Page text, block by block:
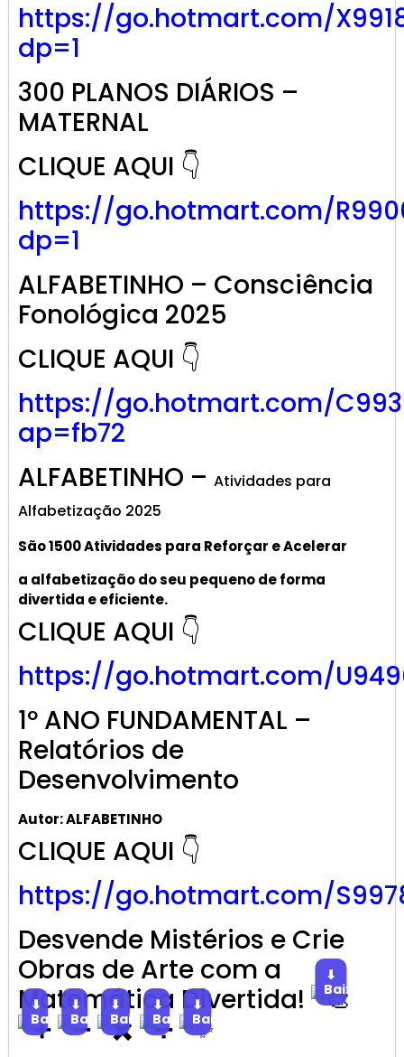
https://go.hotmart.com/
dp=1
300 PLANOS DIÁRIOS –
MATERNAL
CLIQUE AQUI 👇
https://go.hotmart.com/
dp=1
ALFABETINHO – Consciência
Fonológica 2025
CLIQUE AQUI 👇
https://go.hotmart.com/
ap=fb72
ALFABETINHO – Atividades para
Alfabetização 2025
São 1500 Atividades para Reforçar e Acelerar
a alfabetizaçãodo seu pequeno de forma
divertida e eficiente.
CLIQUE AQUI 👇
https://go.hotmart.com/
1º ANO FUNDAMENTAL –
Relatórios de
Desenvolvimento
Autor: ALFABETINHO
CLIQUE AQUI 👇
https://go.hotmart.com/
Desvende Mistérios e Crie
Obras de Arte com a
Matemática Divertida!
⬇
Baixar
⬇
Baixar
⬇
Baixar
⬇
Baixar
⬇
Baixar
⬇
Baixar